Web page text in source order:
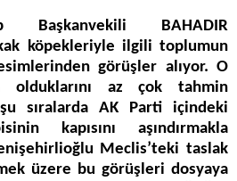
BAHADIR
köpekleriyle ilgili toplumun
görüşler alıyor. O
olduklarını az çok tahmin
sıralarda AK Parti içindeki
kapısını aşındırmakla
Meclis’teki taslak
üzere bu görüşleri dosyaya